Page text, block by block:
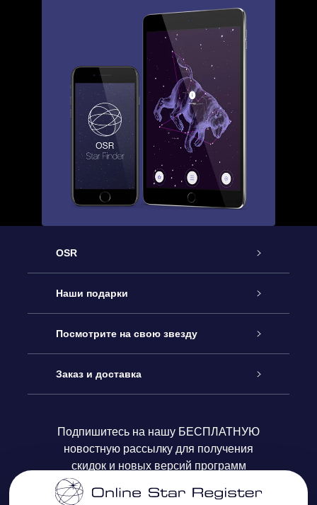
OSR
Обслуживание
Как с нами связаться
Блог
Отзывы
Наши подарки
Онлайн подарок Online Star Gift
Подарочный набор OSR
Подарочная карта OSR
Корпоративные подарки
Посмотрите на свою звезду
Звездный реестр
Персонализированная страница Star Page
One Million Stars
Заказ и доставка
Платежная информация
Информация по доставке
Подпишитесь на нашу БЕСПЛАТНУЮ
новостную рассылку для получения
скидок и новых версий программ